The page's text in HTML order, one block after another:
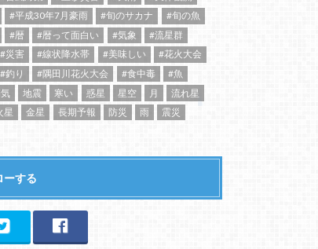
#平成30年7月豪雨 #旬のサカナ
#旬の魚
#暦 #暦って面白い #気象
#流星群
#災害 #線状降水帯 #美味しい
#花火大会
#釣り #隅田川花火大会 #食中毒
#魚
地震 寒い 惑星 星空 月
流れ星
星 金星 長期予報 防災 雨 震災
ーする